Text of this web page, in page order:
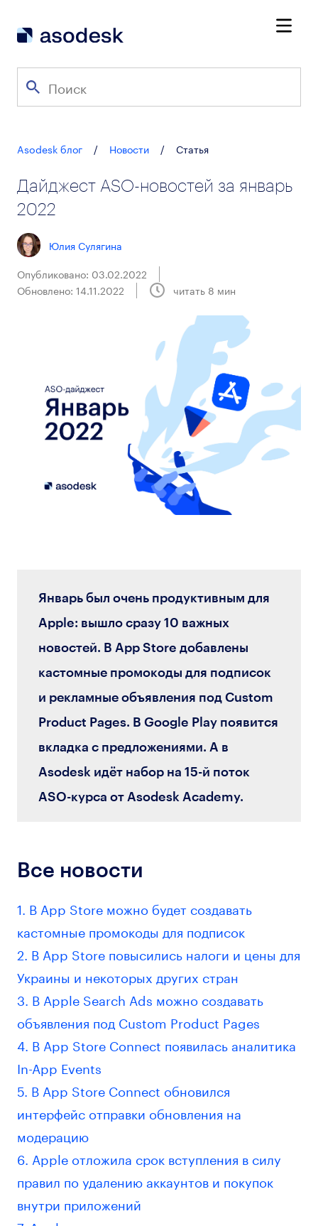
Asodesk блог / Новости / Статья
Дайджест ASO-новостей за январь
2022
Юлия Сулягина
Опубликовано: 03.02.2022
Обновлено: 14.11.2022
читать 8 мин
Январь был очень продуктивным для
Apple: вышло сразу 10 важных
новостей. В App Store добавлены
кастомные промокоды для подписок
и рекламные объявления под Custom
Product Pages. В Google Play появится
вкладка с предложениями. А в
Asodesk идёт набор на 15-й поток
ASO-курса от Asodesk Academy.
Все новости
1. В App Store можно будет создавать
кастомные промокоды для подписок
2. В App Store повысились налоги и цены для
Украины и некоторых других стран
3. В Apple Search Ads можно создавать
объявления под Custom Product Pages
4. В App Store Connect появилась аналитика
In-App Events
5. В App Store Connect обновился
интерфейс отправки обновления на
модерацию
6. Apple отложила срок вступления в силу
правил по удалению аккаунтов и покупок
внутри приложений